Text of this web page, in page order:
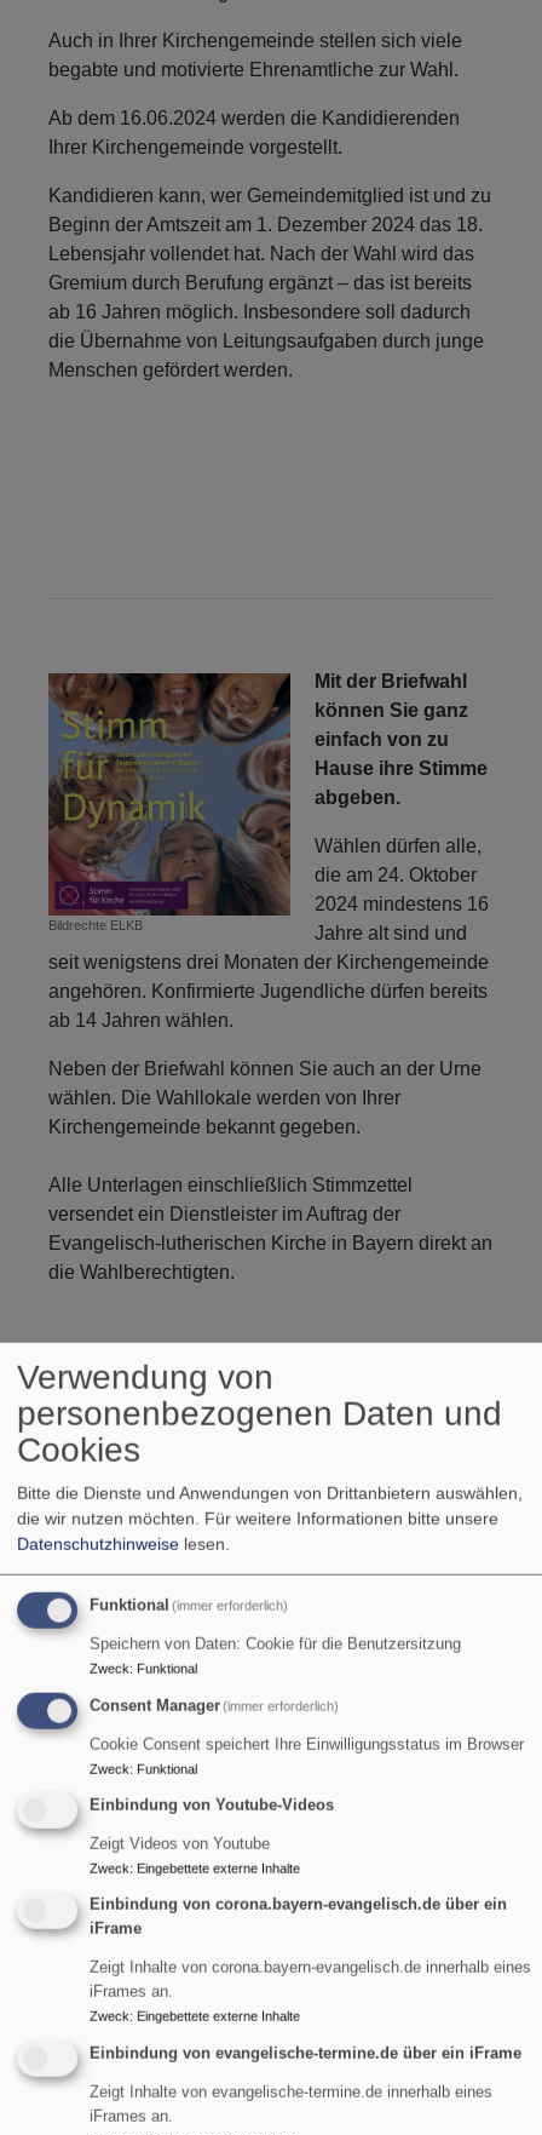
Auch in Ihrer Kirchengemeinde stellen sich viele
begabte und motivierte Ehrenamtliche zur Wahl.
Ab dem 16.06.2024 werden die Kandidierenden
Ihrer Kirchengemeinde vorgestellt.
Kandidieren kann, wer Gemeindemitglied ist und zu
Beginn der Amtszeit am 1. Dezember 2024 das 18.
Lebensjahr vollendet hat. Nach der Wahl wird das
Gremium durch Berufung ergänzt – das ist bereits
ab 16 Jahren möglich. Insbesondere soll dadurch
die Übernahme von Leitungsaufgaben durch junge
Menschen gefördert werden.
Bildrechte ELKB
Mit der Briefwahl
können Sie ganz
einfach von zu
Hause ihre Stimme
abgeben.
Wählen dürfen alle,
die am 24. Oktober
2024 mindestens 16
Jahre alt sind und
seit wenigstens drei Monaten der Kirchengemeinde
angehören. Konfirmierte Jugendliche dürfen bereits
ab 14 Jahren wählen.
Neben der Briefwahl können Sie auch an der Urne
wählen. Die Wahllokale werden von Ihrer
Kirchengemeinde bekannt gegeben.
Alle Unterlagen einschließlich Stimmzettel
versendet ein Dienstleister im Auftrag der
Evangelisch-lutherischen Kirche in Bayern direkt an
die Wahlberechtigten.
20. Oktober für
Ihre Kircheund
damit auch für die
Werte,
die durch
Evangelischen
Kirche in Bayern
das Leben von vielen Menschen positiv prägen.
Weitere Informationen finden Sie auf
Inhalt von kirchenvorstand-bayern.de
Kirchenwahl 2024
Verwendung von
personenbezogenen Daten und
Cookies
Bitte die Dienste und Anwendungen von Drittanbietern auswählen,
die wir nutzen möchten. Für weitere Informationen bitte unsere
Datenschutzhinweise lesen.
Funktional (immer erforderlich)
Speichern von Daten: Cookie für die Benutzersitzung
Zweck: Funktional
Consent Manager(immer erforderlich)
Cookie Consent speichert Ihre Einwilligungsstatus im Browser
Zweck: Funktional
Einbindung von Youtube-Videos
Zeigt Videos von Youtube
Zweck: Eingebettete externe Inhalte
Einbindung von corona.bayern-evangelisch.de über ein
iFrame
Zeigt Inhalte von corona.bayern-evangelisch.de innerhalb eines
iFrames an.
Zweck: Eingebettete externe Inhalte
Einbindung von evangelische-termine.de über ein iFrame
Zeigt Inhalte von evangelische-termine.de innerhalb eines
iFrames an.